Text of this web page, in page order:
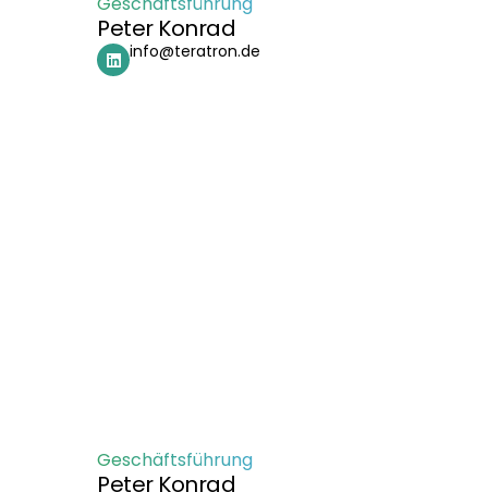
Peter Konrad
info@teratron.de
Geschäftsführung
Peter Konrad